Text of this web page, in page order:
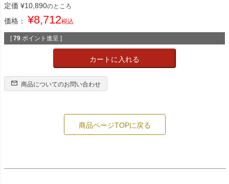
定価 ¥10,890のところ
価格： ¥8,712税込
[ 79 ポイント進呈 ]
カートに入れる
商品についてのお問い合わせ
商品ページTOPに戻る